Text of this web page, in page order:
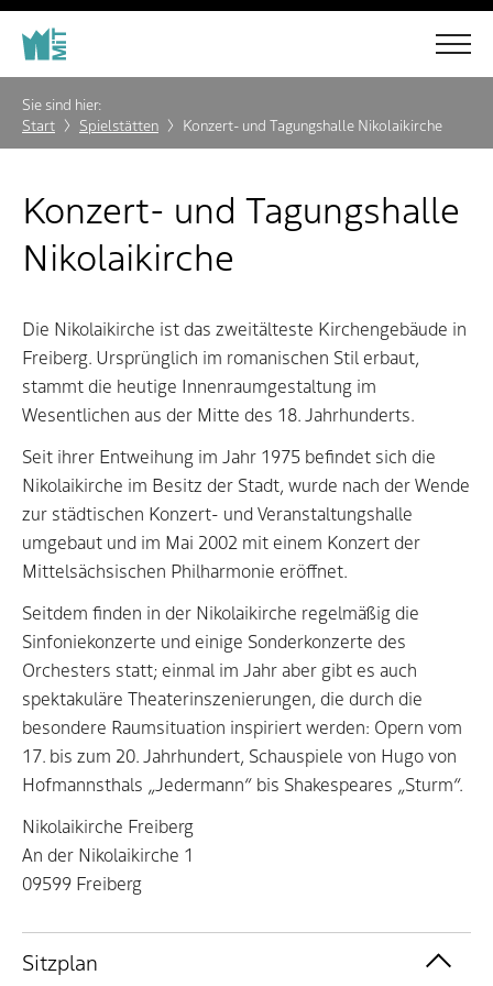
Sie sind hier:
Start
Spielstätten Konzert- und Tagungshalle Nikolaikirche
Konzert- und Tagungshalle
Nikolaikirche
Die Nikolaikirche ist das zweitälteste Kirchengebäude in
Freiberg. Ursprünglich im romanischen Stil erbaut,
stammt die heutige Innenraumgestaltung im
Wesentlichen aus der Mitte des 18. Jahrhunderts.
Seit ihrer Entweihung im Jahr 1975 befindet sich die
Nikolaikirche im Besitz der Stadt, wurde nach der Wende
zur städtischen Konzert- und Veranstaltungshalle
umgebaut und im Mai 2002 mit einem Konzert der
Mittelsächsischen Philharmonie eröffnet.
Seitdem finden in der Nikolaikirche regelmäßig die
Sinfoniekonzerte und einige Sonderkonzerte des
Orchesters statt; einmal im Jahr aber gibt es auch
spektakuläre Theaterinszenierungen, die durch die
besondere Raumsituation inspiriert werden: Opern vom
17. bis zum 20. Jahrhundert, Schauspiele von Hugo von
Hofmannsthals „Jedermann“ bis Shakespeares „Sturm“.
Nikolaikirche Freiberg
An der Nikolaikirche 1
09599 Freiberg
Sitzplan